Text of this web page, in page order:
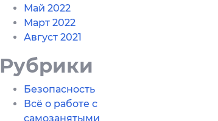
Май 2022
Март 2022
Август 2021
Рубрики
Безопасность
Всё о работе с
самозанятыми